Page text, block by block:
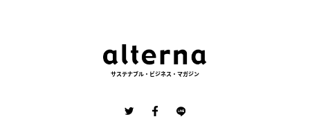
サステナブル・ビジネス・マガジン